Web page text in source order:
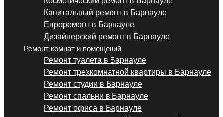
Капитальный ремонт в Барнауле
Евроремонт в Барнауле
Дизайнерский ремонт в Барнауле
Ремонт комнат и помещений
Ремонт туалета в Барнауле
Ремонт трехкомнатной квартиры в Барнауле
Ремонт студии в Барнауле
Ремонт спальни в Барнауле
Ремонт офиса в Барнауле